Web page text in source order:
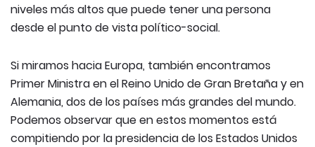
niveles más altos que puede tener una persona
desde el punto de vista político-social.
Si miramos hacia Europa, también encontramos
Primer Ministra en el Reino Unido de Gran Bretaña y en
Alemania, dos de los países más grandes del mundo.
Podemos observar que en estos momentos está
compitiendo por la presidencia de los Estados Unidos